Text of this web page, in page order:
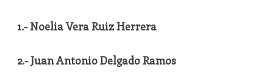
1.- Noelia Vera Ruiz Herrera
2.- Juan Antonio Delgado Ramos